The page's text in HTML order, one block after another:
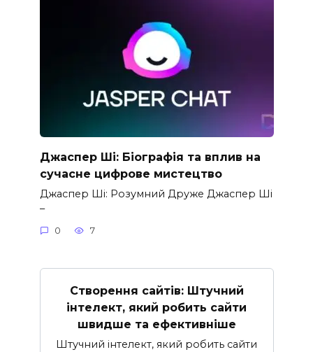
Джаспер Ші: Біографія та вплив на
сучасне цифрове мистецтво
Джаспер Ші: Розумний Друже Джаспер Ші
–
0 7
Створення сайтів: Штучний
інтелект, який робить сайти
швидше та ефективніше
Штучний інтелект, який робить сайти